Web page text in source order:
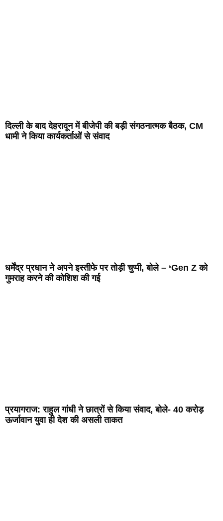
दिल्ली के बाद देहरादून में बीजेपी की बड़ी संगठनात्मक बैठक, CM
धामी ने किया कार्यकर्ताओं से संवाद
धर्मेंद्र प्रधान ने अपने इस्तीफे पर तोड़ी चुप्पी, बोले – ‘Gen Z को
गुमराह करने की कोशिश की गई
प्रयागराज: राहुल गांधी ने छात्रों से किया संवाद, बोले- 40 करोड़
ऊर्जावान युवा ही देश की असली ताकत